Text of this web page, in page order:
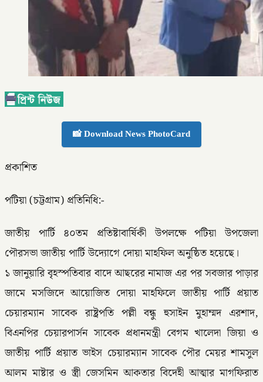
📸 Download News PhotoCard
প্রকাশিত
পটিয়া (চট্টগ্রাম) প্রতিনিধি:-
জাতীয় পার্টি ৪০তম প্রতিষ্টাবার্ষিকী উপলক্ষে পটিয়া উপজেলা
পৌরসভা জাতীয় পার্টি উদ্যোগে দোয়া মাহফিল অনুষ্ঠিত হয়েছে।
১ জানুয়ারি বৃহস্পতিবার বাদে আছরের নামাজ এর পর সবজার পাড়ার
জামে মসজিদে আয়োজিত দোয়া মাহফিলে জাতীয় পার্টি প্রয়াত
চেয়ারম্যান সাবেক রাষ্ট্রপতি পল্লী বন্ধু হুসাইন মুহাম্মদ এরশাদ,
বিএনপির চেয়ারপার্সন সাবেক প্রধানমন্ত্রী বেগম খালেদা জিয়া ও
জাতীয় পার্টি প্রয়াত ভাইস চেয়ারম্যান সাবেক পৌর মেয়র শামসুল
আলম মাষ্টার ও স্ত্রী জেসমিন আকতার বিদেহী আত্মার মাগফিরাত